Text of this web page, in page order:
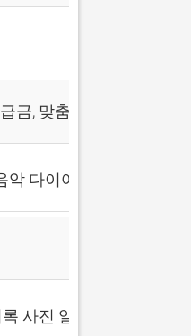
금, 맞춤 정책, 앱테크
다이어리
사진 일기장